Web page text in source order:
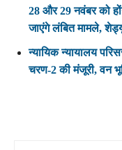
28 और 29 नवंबर को
जाएंगे लंबित मामले,
न्यायिक न्यायालय
चरण-2 की मंजूरी, वन